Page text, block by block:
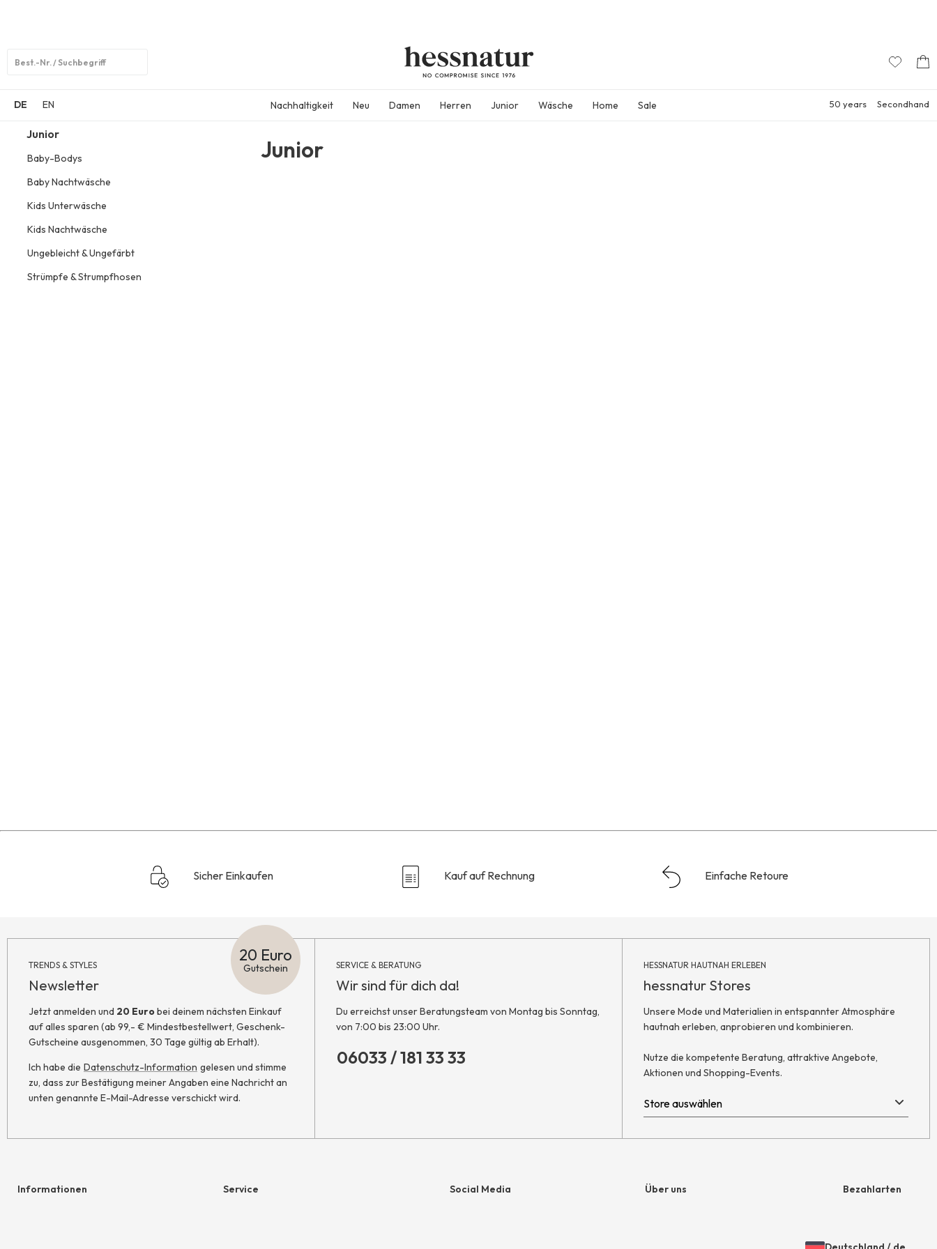
DE
EN Nachhaltigkeit Neu Damen Herren Junior Wäsche Home Sale 50 years Secondhand
Junior
Baby-Bodys
Baby Nachtwäsche
Kids Unterwäsche
Kids Nachtwäsche
Ungebleicht & Ungefärbt
Strümpfe & Strumpfhosen
Junior
Sicher Einkaufen Kauf auf Rechnung Einfache Retoure
TRENDS & STYLES
Newsletter
20 Euro
Gutschein
Jetzt anmelden und 20 Eurobei deinem nächsten Einkauf
auf alles sparen (ab 99,- € Mindestbestellwert, Geschenk-
Gutscheine ausgenommen, 30 Tage gültig ab Erhalt).
Ich habe die Datenschutz-Information gelesen und stimme
zu, dass zur Bestätigung meiner Angaben eine Nachricht an
unten genannte E-Mail-Adresse verschickt wird.
SERVICE & BERATUNG
Wir sind für dich da!
Du erreichst unser Beratungsteam von Montag bis Sonntag,
von 7:00 bis 23:00 Uhr.
06033 / 181 33 33
HESSNATUR HAUTNAH ERLEBEN
hessnatur Stores
Unsere Mode und Materialien in entspannter Atmosphäre
hautnah erleben, anprobieren und kombinieren.
Nutze die kompetente Beratung, attraktive Angebote,
Aktionen und Shopping-Events.
Informationen Service Social Media Über uns Bezahlarten